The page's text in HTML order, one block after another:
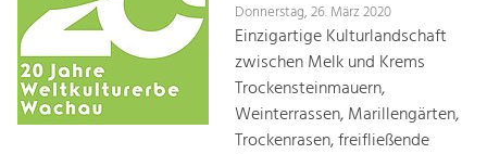
Donnerstag, 26. März 2020
Einzigartige Kulturlandschaft
zwischen Melk und Krems
Trockensteinmauern,
Weinterrassen, Marillengärten,
Trockenrasen, freifließende